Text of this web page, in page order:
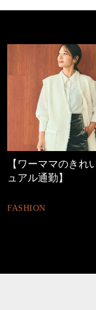
働く女性のバッグ